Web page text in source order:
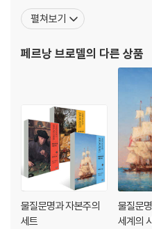
그렇다면 오늘날에는?
제2장 정주 체계: 마을, 읍, 도시
마을의 다양성을 넘어
하나의 모델로서의 마을
‘재산 가치’가 있는 숲
뒤바뀐 세계로서의 숲
피난처로서의 숲
이상적인 마을: 모든 것을 생산하다
피할 수 없는 개방
사람들의 이동과 교류
면서 20세기 최고의 역사책 중 하
시대의 지중해 세계』를 경이적
의 교수로 재직하면서 1956년 <
펼쳐보기
페르낭 브로델의 다른 상품
물질문명과 자본주의
세트
물질문
세계의